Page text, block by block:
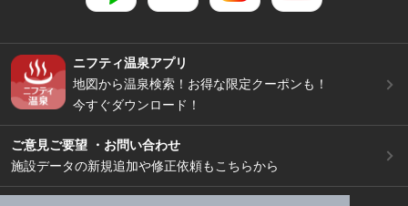
ニフティ温泉アプリ
地図から温泉検索！お得な限定クーポンも！
今すぐダウンロード！
ご意見ご要望 ・お問い合わせ
施設データの新規追加や修正依頼もこちらから